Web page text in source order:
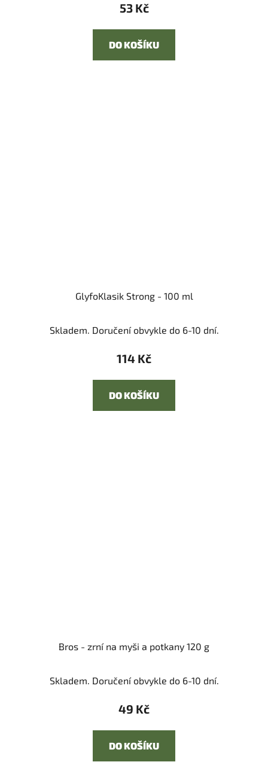
53 Kč
DO KOŠÍKU
GlyfoKlasik Strong - 100 ml
Skladem. Doručení obvykle do 6-10 dní.
114 Kč
DO KOŠÍKU
Bros - zrní na myši a potkany 120 g
Skladem. Doručení obvykle do 6-10 dní.
49 Kč
DO KOŠÍKU